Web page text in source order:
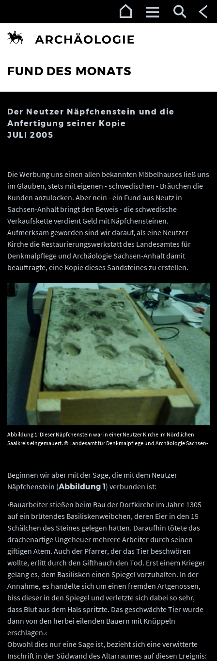
FUND DES MONATS
Der Neutzer Näpfchenstein und die
Anfertigung seiner Kopie
JULI 2005
Die Werbung uns einen allen bekannten Möbelhauses ließ uns
im Glauben, stets mit eigenen - schwedischen - Bräuchen die
Kunden anzulocken. Aber nein - ein Fund aus Neutz in
Sachsen-Anhalt bringt den Beweis - die schwedische
Verkaufskette verdient Geld mit Näpfchensteinen.
Aufmerksam geworden sind wir darauf, als eine Neutzer
Kirche die Restaurierungswerkstatt des Landesamtes für
Denkmalpflege und Archäologie Sachsen-Anhalt damit
beauftragte, eine Kopie dieses Sandsteines zu erstellen.
Abbildung 1: Dieser Näpfchenstein war in einer Neutzer Kirche im Nördlichen
Saalkreis eingemauert. © Landesamt für Denkmalpflege und Archäologie Sachsen-
Beginnen wir aber mit der Sage, die mit dem Neutzer
Näpfchenstein (Abbildung 1) verbunden ist:
›Bauarbeiter stießen beim Bau der Dorfkirche im Jahre 1305
auf ein brütendes Basiliskenweibchen, deren Eier in den 15
Schälchen des Steines gelegen hatten. Daraufhin tötete das
drachenartige Ungeheuer mehrere Arbeiter durch seinen
giftigen Atem. Auch der Pfarrer, der das Tier beschwören
wollte, erlitt durch den Gifthauch den Tod. Erst einem Krieger
gelang es, dem Basilisken einen Spiegel vorzuhalten. In der
Annahme, es handelte sich um einen fremden Artgenossen,
biss dieser in den Spiegel und verletzte sich dabei so sehr,
dass Blut aus dem Hals spritzte. Das geschwächte Tier wurde
dann von den herbei eilenden Bauern mit Knüppeln
erschlagen.‹
Obwohl dies nur eine Sage ist, bezieht sich eine verwitterte
Inschrift in der Südwand des Altarraumes auf diesen Ereignis: